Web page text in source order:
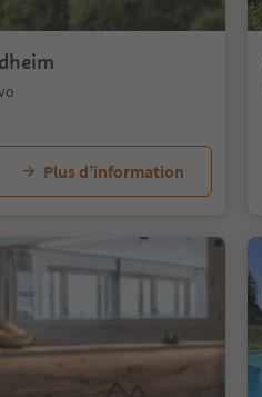
Plus d’information